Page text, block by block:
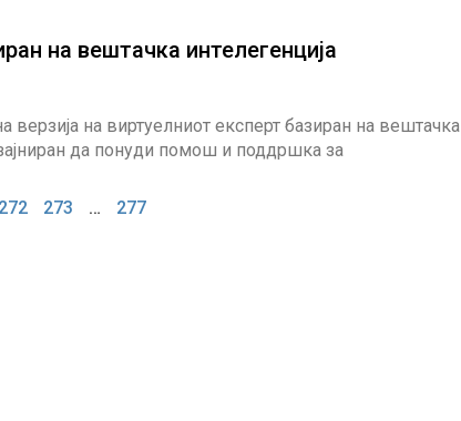
на вештачка интелегенција
верзија на виртуелниот експерт базиран на вештачка
да понуди помош и поддршка за
272 273 … 277